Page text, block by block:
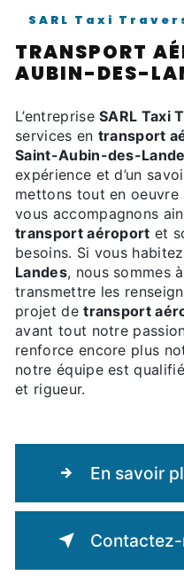
SARL Taxi
TRANSPORT
AUBIN-DES-
L’entrepriseSARL Taxi
services en transport
Saint-Aubin-des-
expérience et d’un
mettons tout en
vous accompagnons
transport aéroport et
besoins. Si vous
Landes, nous sommes
transmettre les
projet detransport
avant tout notre
renforce encore plus
notre équipe est
et rigueur.
En savoir